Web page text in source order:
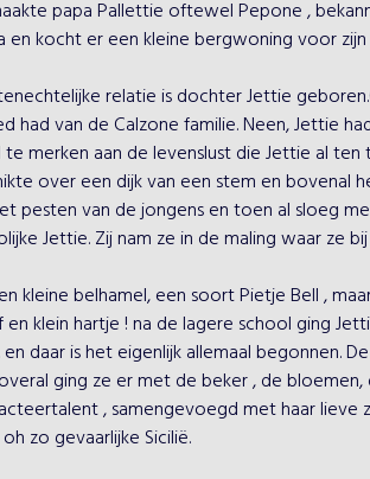
papa Pallettie oftewel Pepone ,
en kocht er een kleine bergwoning voor zijn
relatie is dochter Jettie
had van de Calzone familie. Neen, Jettie
merken aan de levenslust die Jettie al
over een dijk van een stem en bovenal
pesten van de jongens en toen al sloeg
Jettie. Zij nam ze in de maling waar ze
kleine belhamel, een soort Pietje Bell ,
klein hartje ! na de lagere school ging
en daar is het eigenlijk allemaal begonnen.
ging ze er met de beker , de
, samengevoegd met haar
zo gevaarlijke Sicilië.